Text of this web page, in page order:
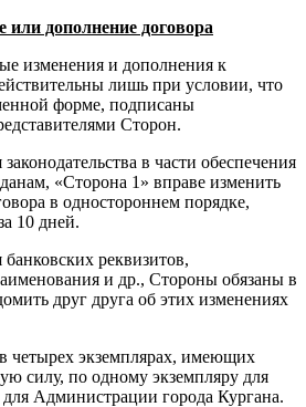
или дополнение договора
изменения и дополнения к
лишь при условии, что
форме, подписаны
Сторон.
в части обеспечения
«Сторона 1» вправе изменить
в одностороннем порядке,
10 дней.
реквизитов,
и др., Стороны обязаны в
друг друга об этих изменениях
четырех экземплярах, имеющих
силу, по одному экземпляру для
Администрации города Кургана.